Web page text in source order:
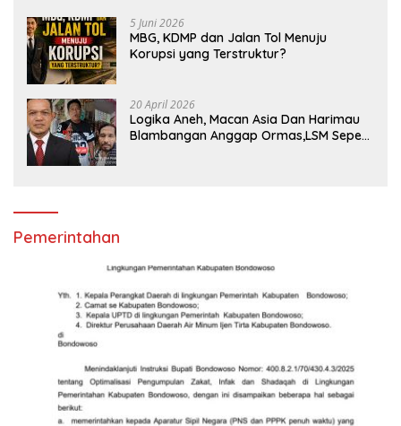
5 Juni 2026
MBG, KDMP dan Jalan Tol Menuju
Korupsi yang Terstruktur?
20 April 2026
Logika Aneh, Macan Asia Dan Harimau
Blambangan Anggap Ormas,LSM Seperti
Pemerintahan